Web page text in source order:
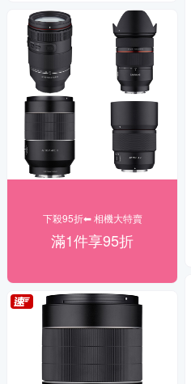
下殺95折⬅︎ 相機大特賣
滿1件享95折